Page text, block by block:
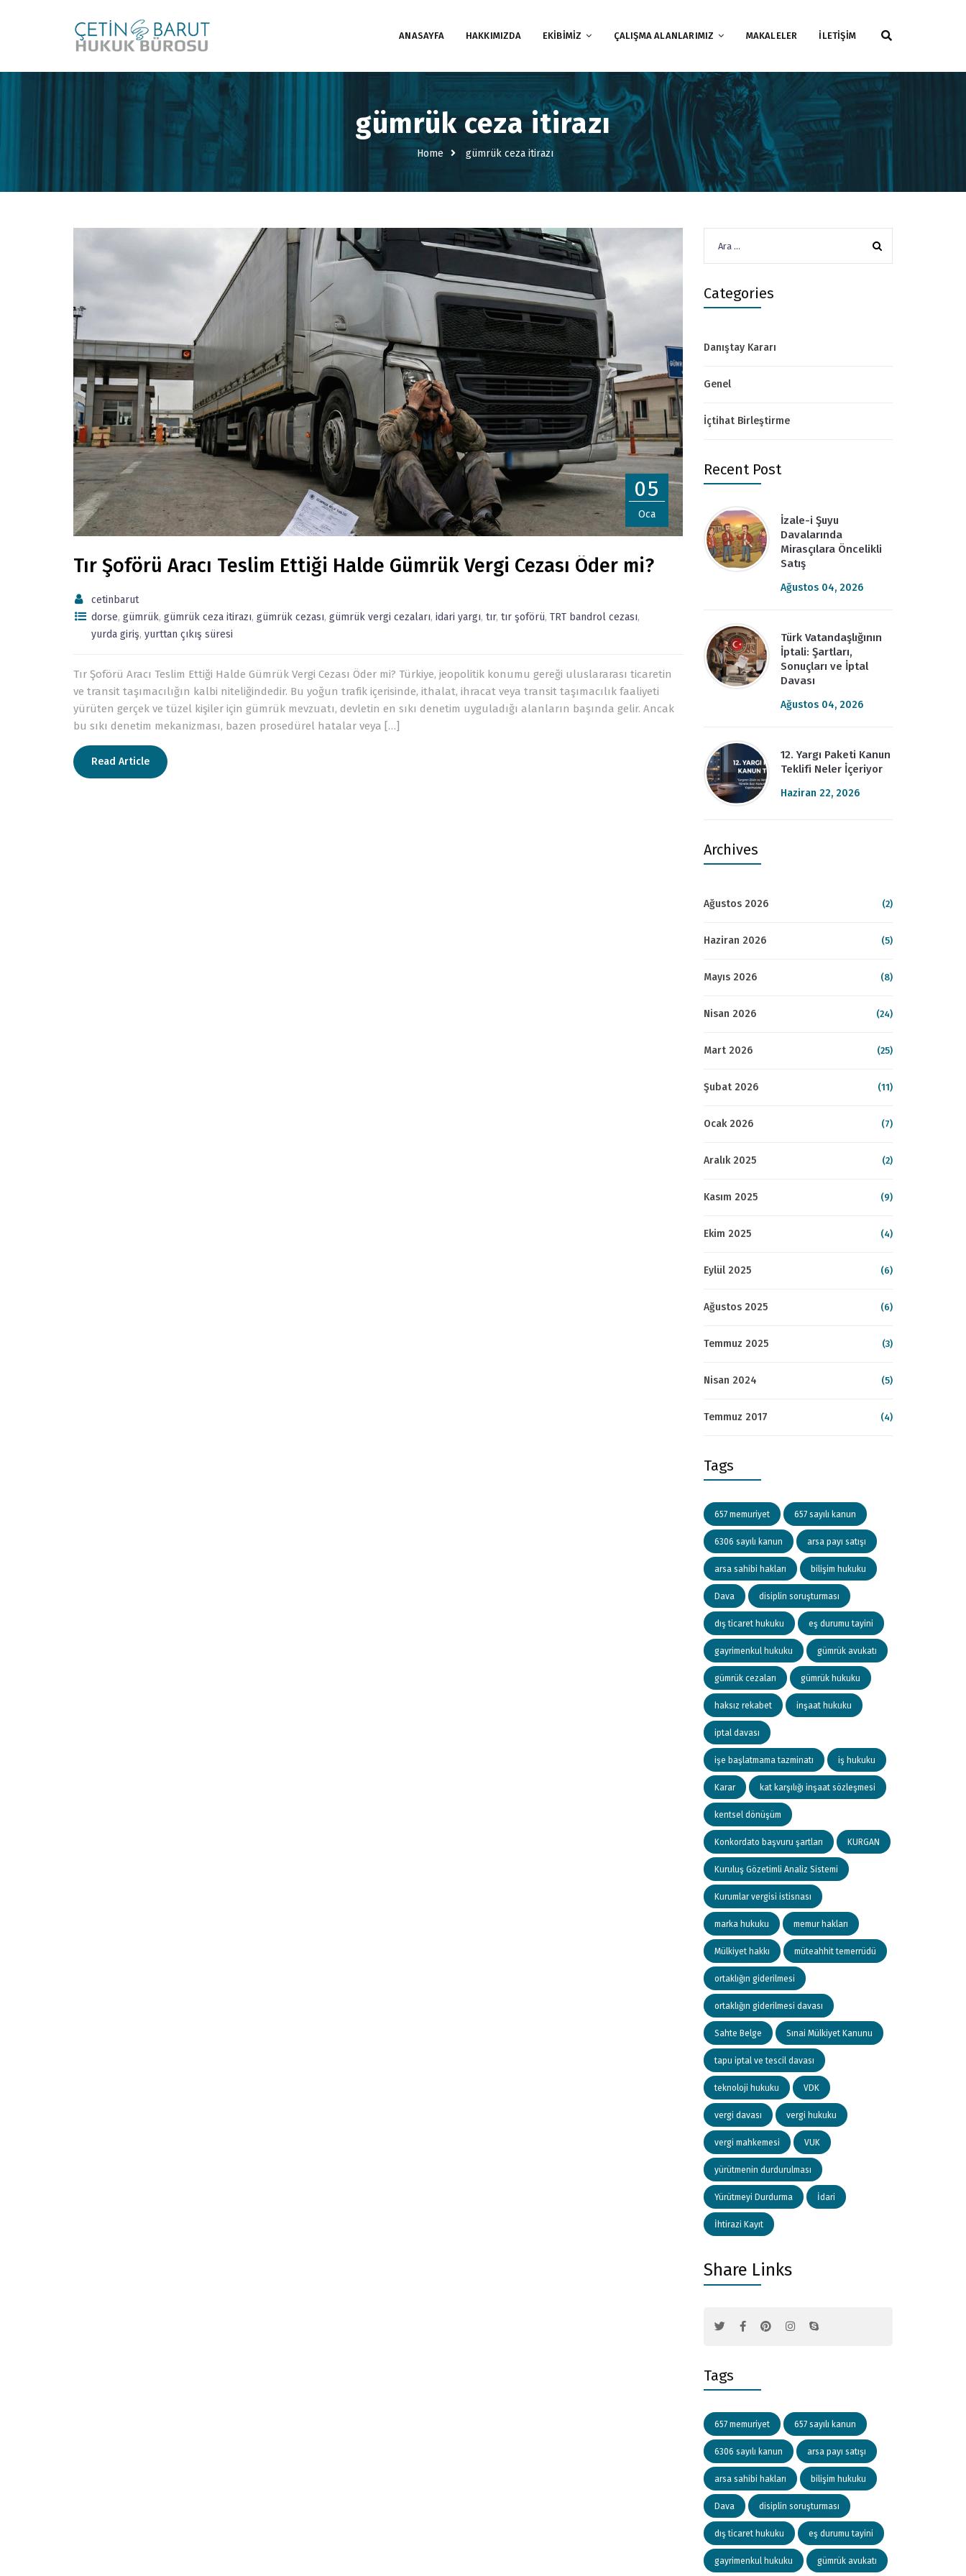
ANASAYFA HAKKIMIZDA EKİBİMİZ ÇALIŞMA ALANLARIMIZ MAKALELER İLETİŞİM
gümrük ceza itirazı
Home gümrük ceza itirazı
05
Oca
Tır Şoförü Aracı Teslim Ettiği Halde Gümrük Vergi Cezası Öder mi?
cetinbarut
dorse, gümrük, gümrük ceza itirazı, gümrük cezası, gümrük vergi cezaları, idari yargı, tır, tır şoförü, TRT bandrol cezası,
yurda giriş, yurttan çıkış süresi
Tır Şoförü Aracı Teslim Ettiği Halde Gümrük Vergi Cezası Öder mi? Türkiye, jeopolitik konumu gereği uluslararası ticaretin
ve transit taşımacılığın kalbi niteliğindedir. Bu yoğun trafik içerisinde, ithalat, ihracat veya transit taşımacılık faaliyeti
yürüten gerçek ve tüzel kişiler için gümrük mevzuatı, devletin en sıkı denetim uyguladığı alanların başında gelir. Ancak
bu sıkı denetim mekanizması, bazen prosedürel hatalar veya […]
Read Article
Categories
Danıştay Kararı
Genel
İçtihat Birleştirme
Recent Post
İzale-i Şuyu
Davalarında
Mirasçılara Öncelikli
Satış
Ağustos 04, 2026
Türk Vatandaşlığının
İptali: Şartları,
Sonuçları ve İptal
Davası
Ağustos 04, 2026
12. Yargı Paketi Kanun
Teklifi Neler İçeriyor
Haziran 22, 2026
Archives
Ağustos 2026 (2)
Haziran 2026 (5)
Mayıs 2026 (8)
Nisan 2026 (24)
Mart 2026 (25)
Şubat 2026 (11)
Ocak 2026 (7)
Aralık 2025 (2)
Kasım 2025 (9)
Ekim 2025 (4)
Eylül 2025 (6)
Ağustos 2025 (6)
Temmuz 2025 (3)
Nisan 2024 (5)
Temmuz 2017 (4)
Tags
657 memuriyet 657 sayılı kanun
6306 sayılı kanun arsa payı satışı
arsa sahibi hakları bilişim hukuku
Dava disiplin soruşturması
dış ticaret hukuku eş durumu tayini
gayrimenkul hukuku gümrük avukatı
gümrük cezaları gümrük hukuku
haksız rekabet inşaat hukuku
iptal davası
işe başlatmama tazminatı iş hukuku
Karar kat karşılığı inşaat sözleşmesi
kentsel dönüşüm
Konkordato başvuru şartları KURGAN
Kuruluş Gözetimli Analiz Sistemi
Kurumlar vergisi istisnası
marka hukuku memur hakları
Mülkiyet hakkı müteahhit temerrüdü
ortaklığın giderilmesi
ortaklığın giderilmesi davası
Sahte Belge Sınai Mülkiyet Kanunu
tapu iptal ve tescil davası
teknoloji hukuku VDK
vergi davası vergi hukuku
vergi mahkemesi VUK
yürütmenin durdurulması
Yürütmeyi Durdurma İdari
İhtirazi Kayıt
Share Links
Tags
657 memuriyet 657 sayılı kanun
6306 sayılı kanun arsa payı satışı
arsa sahibi hakları bilişim hukuku
Dava disiplin soruşturması
dış ticaret hukuku eş durumu tayini
gayrimenkul hukuku gümrük avukatı